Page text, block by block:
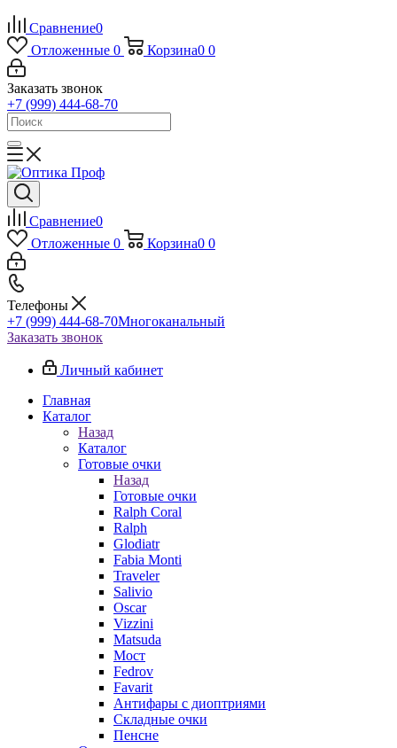
Сравнение0
Отложенные 0 Корзина0 0
Заказать звонок
+7 (999) 444-68-70
Сравнение0
Отложенные 0 Корзина0 0
Телефоны
+7 (999) 444-68-70Многоканальный
Заказать звонок
Личный кабинет
Главная
Каталог
Назад
Каталог
Готовые очки
Назад
Готовые очки
Ralph Coral
Ralph
Glodiatr
Fabia Monti
Traveler
Salivio
Oscar
Vizzini
Matsuda
Мост
Fedrov
Favarit
Антифары с диоптриями
Складные очки
Пенсне